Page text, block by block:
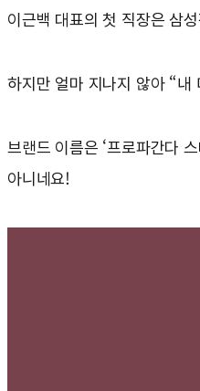
이근백 대표의 첫 직장은 삼
하지만 얼마 지나지 않아 “내
브랜드 이름은 ‘프로파간다
아니네요!